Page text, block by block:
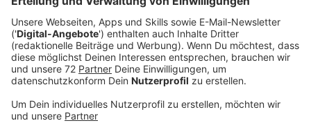
Sennekamp betreffen.
Zwei Spuren, eine Ampel und ein Umzug der
Bushaltestelle
Von Münster aus kommend wird die Bundesstraße in